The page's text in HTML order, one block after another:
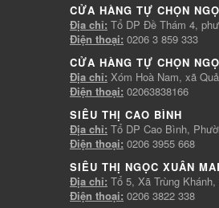
CỬA HÀNG TỰ CHỌN
Địa chỉ: Tổ DP Đề Thám 4,
Điện thoại: 0206 3 859 333
CỬA HÀNG TỰ CHỌN
Địa chỉ: Xóm Hoà Nam, xã
Điện thoại: 02063838166
SIÊU THỊ CAO BÌNH
Địa chỉ: Tổ DP Cao Bình,
Điện thoại: 0206 3955 668
SIÊU THỊ NGỌC XUÂN
Địa chỉ: Tổ 5, Xã Trùng
Điện thoại: 0206 3822 338